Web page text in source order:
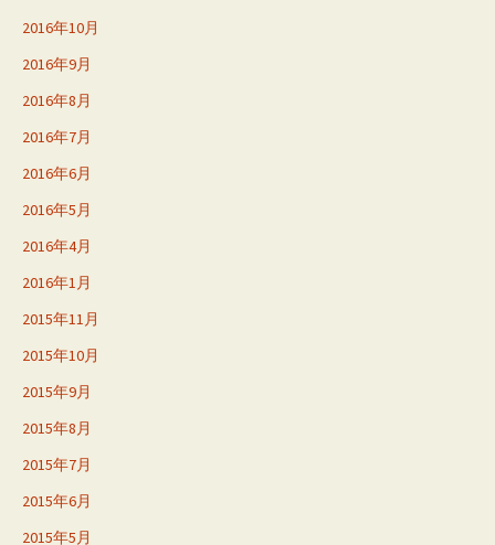
2016年10月
2016年9月
2016年8月
2016年7月
2016年6月
2016年5月
2016年4月
2016年1月
2015年11月
2015年10月
2015年9月
2015年8月
2015年7月
2015年6月
2015年5月